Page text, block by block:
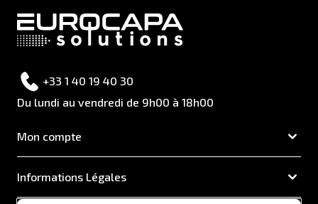
+33 1 40 19 40 30
Du lundi au vendredi de 9h00 à 18h00
Mon compte
Informations Légales